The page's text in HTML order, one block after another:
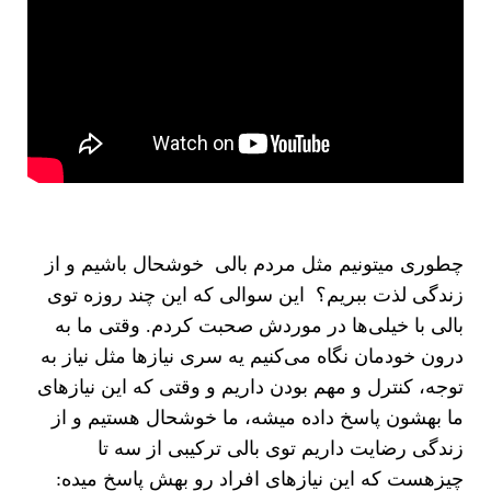
چطوری میتونیم مثل مردم بالی خوشحال باشیم و از
زندگی لذت ببریم؟ این سوالی که این چند روزه توی
بالی با خیلی‌ها در موردش صحبت کردم. وقتی ما به
درون خودمان نگاه می‌کنیم یه سری نیازها مثل نیاز به
توجه، کنترل و مهم بودن داریم و وقتی که این نیازهای
ما بهشون پاسخ داده میشه، ما خوشحال هستیم و از
زندگی رضایت داریم توی بالی ترکیبی از سه تا
چیزهست که این نیازهای افراد رو بهش پاسخ میده: